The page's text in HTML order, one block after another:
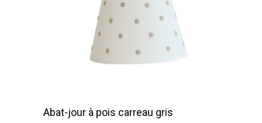
Abat-jour à pois carreau gris